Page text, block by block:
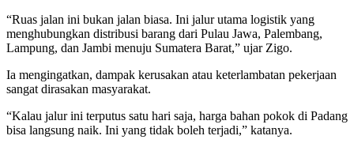
“Ruas jalan ini bukan jalan biasa. Ini jalur utama logistik yang
menghubungkan distribusi barang dari Pulau Jawa, Palembang,
Lampung, dan Jambi menuju Sumatera Barat,” ujar Zigo.
Ia mengingatkan, dampak kerusakan atau keterlambatan pekerjaan
sangat dirasakan masyarakat.
“Kalau jalur ini terputus satu hari saja, harga bahan pokok di Padang
bisa langsung naik. Ini yang tidak boleh terjadi,” katanya.